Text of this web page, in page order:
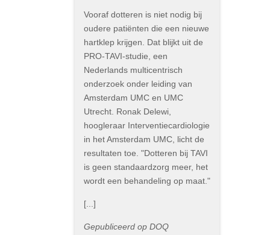
Vooraf dotteren is niet nodig bij
oudere patiënten die een nieuwe
hartklep krijgen. Dat blijkt uit de
PRO-TAVI-studie, een
Nederlands multicentrisch
onderzoek onder leiding van
Amsterdam UMC en UMC
Utrecht. Ronak Delewi,
hoogleraar Interventiecardiologie
in het Amsterdam UMC, licht de
resultaten toe. "Dotteren bij TAVI
is geen standaardzorg meer, het
wordt een behandeling op maat."
[...]
Gepubliceerd op DOQ